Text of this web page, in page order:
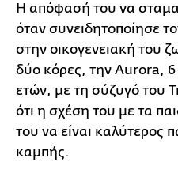
Η απόφασή του να
όταν συνειδητοποίησε
στην οικογενειακή του
δύο κόρες, την Aurora,
ετών, με τη σύζυγό του
ότι η σχέση του με τα
του να είναι καλύτερος
καμπής.